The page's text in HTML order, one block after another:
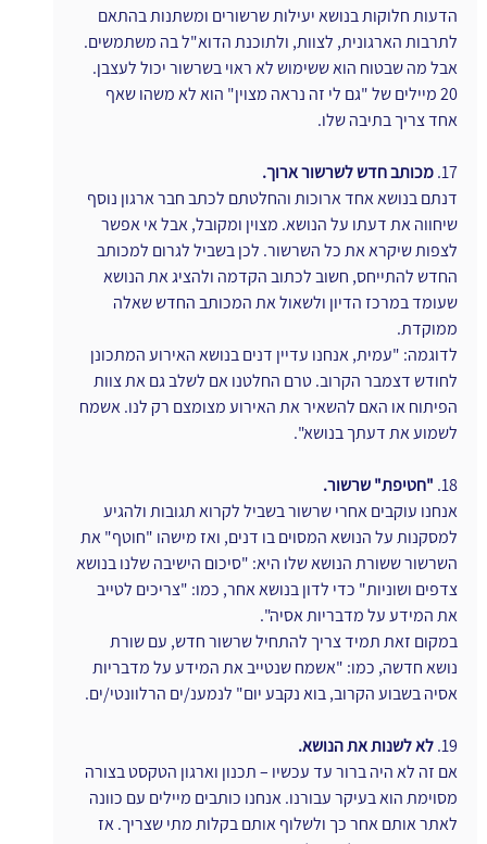
הדעות חלוקות בנושא יעילות שרשורים ומשתנות בהתאם
לתרבות הארגונית, לצוות, ולתוכנת הדוא"ל בה משתמשים.
אבל מה שבטוח הוא ששימוש לא ראוי בשרשור יכול לעצבן.
20 מיילים של "גם לי זה נראה מצוין" הוא לא משהו שאף
אחד צריך בתיבה שלו.
17. מכותב חדש לשרשור ארוך.
דנתם בנושא אחד ארוכות והחלטתם לכתב חבר ארגון נוסף
שיחווה את דעתו על הנושא. מצוין ומקובל, אבל אי אפשר
לצפות שיקרא את כל השרשור. לכן בשביל לגרום למכותב
החדש להתייחס, חשוב לכתוב הקדמה ולהציג את הנושא
שעומד במרכז הדיון ולשאול את המכותב החדש שאלה
ממוקדת.
לדוגמה: "עמית, אנחנו עדיין דנים בנושא האירוע המתכונן
לחודש דצמבר הקרוב. טרם החלטנו אם לשלב גם את צוות
הפיתוח או האם להשאיר את האירוע מצומצם רק לנו. אשמח
לשמוע את דעתך בנושא".
18. "חטיפת" שרשור.
אנחנו עוקבים אחרי שרשור בשביל לקרוא תגובות ולהגיע
למסקנות על הנושא המסוים בו דנים, ואז מישהו "חוטף" את
השרשור ששורת הנושא שלו היא: "סיכום הישיבה שלנו בנושא
צדפים ושוניות" כדי לדון בנושא אחר, כמו: "צריכים לטייב
את המידע על מדבריות אסיה".
במקום זאת תמיד צריך להתחיל שרשור חדש, עם שורת
נושא חדשה, כמו: "אשמח שנטייב את המידע על מדבריות
אסיה בשבוע הקרוב, בוא נקבע יום" לנמענ/ים הרלוונטי/ים.
19. לא לשנות את הנושא.
אם זה לא היה ברור עד עכשיו – תכנון וארגון הטקסט בצורה
מסוימת הוא בעיקר עבורנו. אנחנו כותבים מיילים עם כוונה
לאתר אותם אחר כך ולשלוף אותם בקלות מתי שצריך. אז